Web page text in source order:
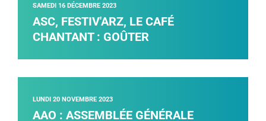
ASC, FESTIV'ARZ, LE CAFÉ
CHANTANT : GOÛTER
SAMEDI 16 DÉCEMBRE 2023
AAO : ASSEMBLÉE GÉNÉRALE
LUNDI 20 NOVEMBRE 2023